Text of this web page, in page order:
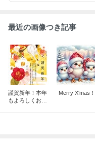
最近の画像つき記事
謹賀新年！本年
もよろしくお願
Merry X'mas！